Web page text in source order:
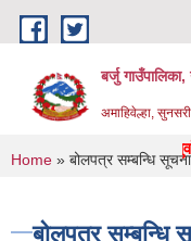
Skip to main content
बर्जु गाउँपालिका,
अमाहिवेल्हा,
स्वास्थ्य, उद्याेग, पर्यटन,
You are
Home » बोलपत्र सम्बन्धि सूचना
बोलपत्र सम्बन्धि